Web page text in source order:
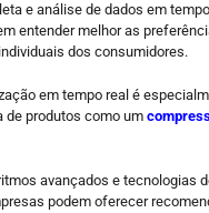
e análise de dados em
entender melhor as
dos consumidores.
em tempo real é
de produtos como um
avançados e tecnologias
podem oferecer